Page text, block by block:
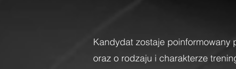
Kandydat zostaje
oraz o rodzaju i charakterze